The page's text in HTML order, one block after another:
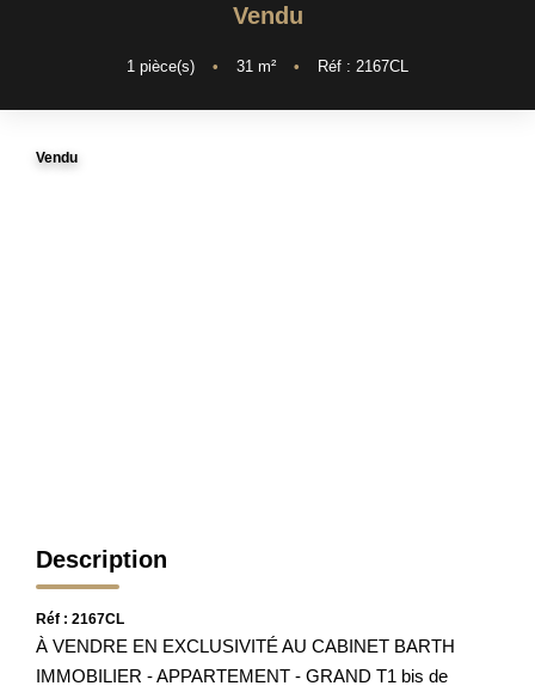
AGENCE
Qui Sommes Nous
Notre Équipe
Vendu
1 pièce(s) • 31 m² • Réf : 2167CL
Vendu
Description
Réf : 2167CL
À VENDRE EN EXCLUSIVITÉ AU CABINET BARTH
IMMOBILIER - APPARTEMENT - GRAND T1 bis de